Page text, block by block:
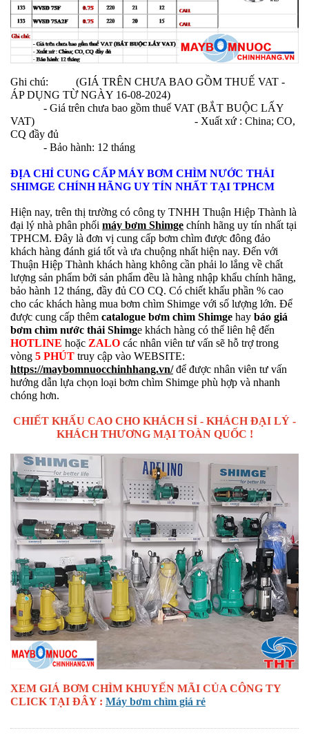
Ghi chú: (GIÁ TRÊN CHƯA BAO GỒM THUẾ VAT -
ÁP DỤNG TỪ NGÀY 16-08-2024)
- Giá trên chưa bao gồm thuế VAT (BẮT BUỘC LẤY
VAT) - Xuất xứ : China; CO,
CQ đầy đủ
- Bảo hành: 12 tháng
ĐỊA CHỈ CUNG CẤP MÁY BƠM CHÌM NƯỚC THẢI
SHIMGE CHÍNH HÃNG UY TÍN NHẤT TẠI TPHCM
Hiện nay, trên thị trường có công ty TNHH Thuận Hiệp Thành là
đại lý nhà phân phối máy bơm Shimge chính hãng uy tín nhất tại
TPHCM. Đây là đơn vị cung cấp bơm chìm được đông đảo
khách hàng đánh giá tốt và ưa chuộng nhất hiện nay. Đến với
Thuận Hiệp Thành khách hàng không cần phải lo lắng về chất
lượng sản phẩm bởi sản phẩm đều là hàng nhập khẩu chính hãng,
bảo hành 12 tháng, đầy đủ CO CQ. Có chiết khấu phần % cao
cho các khách hàng mua bơm chìm Shimge với số lượng lớn. Để
được cung cấp thêm catalogue bơm chìm Shimge hay báo giá
bơm chìm nước thải Shimge khách hàng có thể liên hệ đến
HOTLINE hoặc ZALO các nhân viên tư vấn sẽ hỗ trợ trong
vòng 5 PHÚT truy cập vào WEBSITE:
https://maybomnuocchinhhang.vn/để được nhân viên tư vấn
hướng dẫn lựa chọn loại bơm chìm Shimge phù hợp và nhanh
chóng hơn.
CHIẾT KHẤU CAO CHO KHÁCH SỈ - KHÁCH ĐẠI LÝ -
KHÁCH THƯƠNG MẠI TOÀN QUỐC !
XEM GIÁ BƠM CHÌM KHUYẾN MÃI CỦA CÔNG TY
CLICK TẠI ĐÂY : Máy bơm chìm giá rẻ